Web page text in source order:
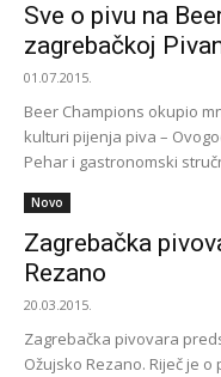
Sve o pivu na
zagrebačkoj
01.07.2015.
Beer Champions okupio
kulturi pijenja piva –
Pehar i gastronomski
Novo
Zagrebačka
Rezano
20.03.2015.
Zagrebačka pivovara
Ožujsko Rezano. Riječ je